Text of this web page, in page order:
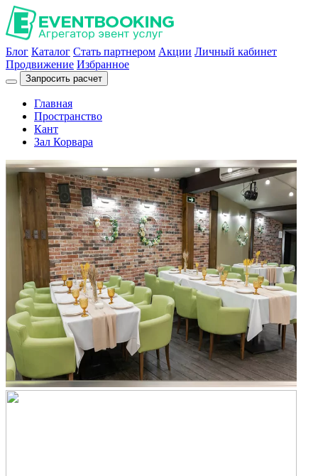
Блог Каталог Стать партнером Акции Личный кабинет
Продвижение Избранное
Запросить расчет
Главная
Пространство
Кант
Зал Корвара